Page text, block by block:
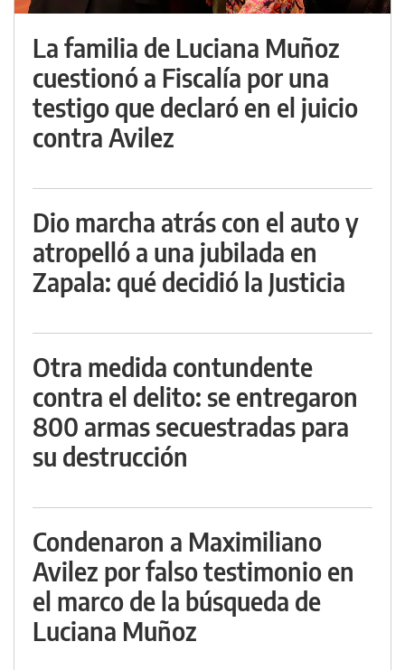
La familia de Luciana Muñoz
cuestionó a Fiscalía por una
testigo que declaró en el juicio
contra Avilez
Dio marcha atrás con el auto y
atropelló a una jubilada en
Zapala: qué decidió la Justicia
Otra medida contundente
contra el delito: se entregaron
800 armas secuestradas para
su destrucción
Condenaron a Maximiliano
Avilez por falso testimonio en
el marco de la búsqueda de
Luciana Muñoz